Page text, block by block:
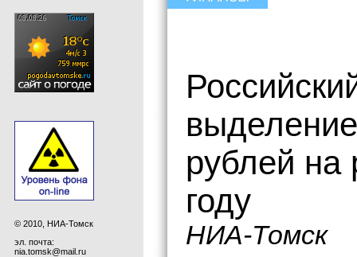
© 2010, НИА-Томск
эл. почта:
nia.tomsk@mail.ru
рублей на
году
НИА-Томск